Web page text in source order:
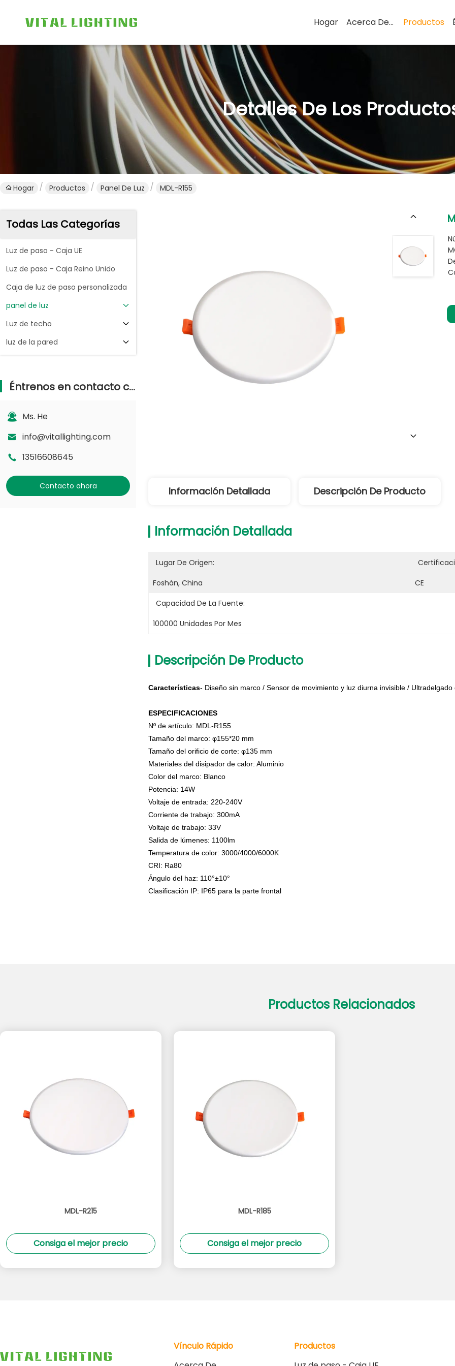
Hogar Acerca De Nosotros Productos
Detalles De Los
Hogar Productos Panel De Luz MDL-R155
Todas Las Categorías
Luz de paso - Caja UE
Luz de paso - Caja Reino Unido
Caja de luz de paso personalizada
panel de luz
Luz de techo
luz de la pared
Éntrenos en contacto con
Ms. He
info@vitallighting.com
13516608645
Contacto ahora Información Detallada Descripción De Producto
Información Detallada
Lugar De Origen:
Foshán, China
CE
Capacidad De La Fuente:
100000 Unidades Por Mes
Descripción De Producto
Características- Diseño sin marco / Sensor de movimiento y luz diurna invisible /
ESPECIFICACIONES
Nº de artículo: MDL-R155
Tamaño del marco: φ155*20 mm
Tamaño del orificio de corte: φ135 mm
Materiales del disipador de calor: Aluminio
Color del marco: Blanco
Potencia: 14W
Voltaje de entrada: 220-240V
Corriente de trabajo: 300mA
Voltaje de trabajo: 33V
Salida de lúmenes: 1100lm
Temperatura de color: 3000/4000/6000K
CRI: Ra80
Ángulo del haz: 110°±10°
Clasificación IP: IP65 para la parte frontal
Productos Relacionados
MDL-R215
Consiga el mejor precio
MDL-R185
Consiga el mejor precio
Vínculo Rápido
Productos